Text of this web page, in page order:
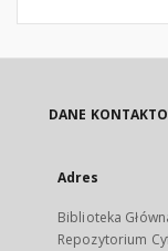
DANE
Adres
Biblioteka
Repozytorium